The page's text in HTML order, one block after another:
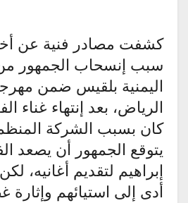
كشفت مصادر فنية عن
سبب إنسحاب الجمهور من
اليمنية بلقيس ضمن
الرياض، بعد إنتهاء غناء
كان بسبب الشركة
يتوقع الجمهور أن يصعد
إبراهيم لتقديم أغانيه،
أدى إلى استيائهم وإثارة